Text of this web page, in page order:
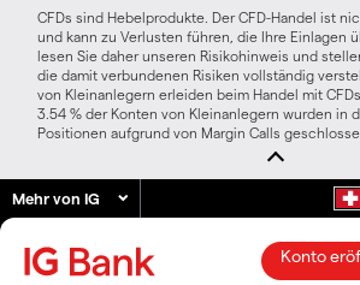
CFDs sind Hebelprodukte. Der CFD-Handel ist
und kann zu Verlusten führen, die Ihre Einlagen
lesen Sie daher unseren Risikohinweis und
die damit verbundenen Risiken vollständig
von Kleinanlegern erleiden beim Handel mit
3.54 % der Konten von Kleinanlegern wurden in
Positionen aufgrund von Margin Calls
Mehr von IG
Konto